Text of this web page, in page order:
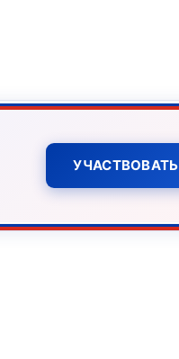
УЧАСТВОВАТЬ